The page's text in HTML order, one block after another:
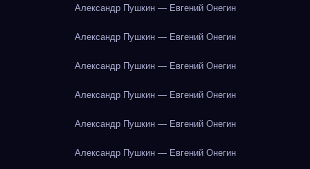
Александр Пушкин — Евгений Онегин
Александр Пушкин — Евгений Онегин
Александр Пушкин — Евгений Онегин
Александр Пушкин — Евгений Онегин
Александр Пушкин — Евгений Онегин
Александр Пушкин — Евгений Онегин